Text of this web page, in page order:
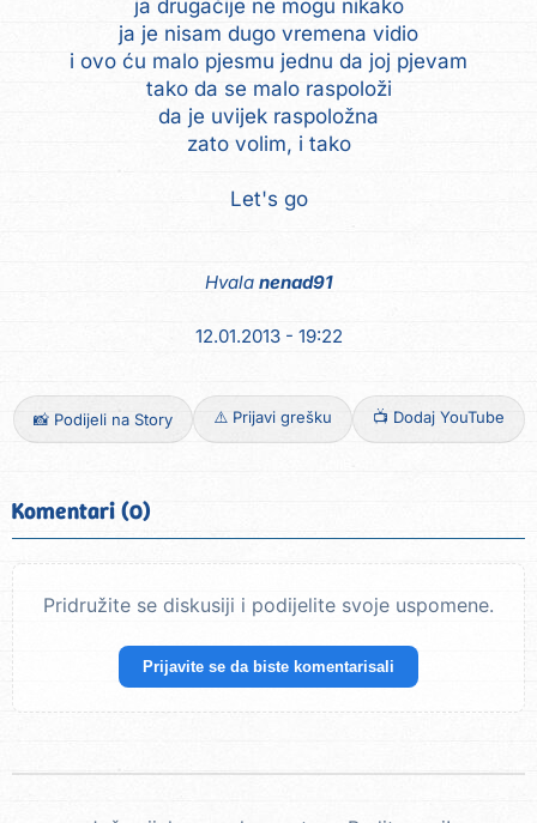
ja drugačije ne mogu nikako
ja je nisam dugo vremena vidio
i ovo ću malo pjesmu jednu da joj pjevam
tako da se malo raspoloži
da je uvijek raspoložna
zato volim, i tako
Let's go
Hvala nenad91
12.01.2013 - 19:22
📸 Podijeli na Story ⚠️ Prijavi grešku 📺 Dodaj YouTube
Komentari (0)
Pridružite se diskusiji i podijelite svoje uspomene.
Prijavite se da biste komentarisali